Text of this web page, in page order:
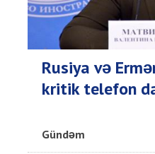
Rusiya və
kritik telefon
Gündəm